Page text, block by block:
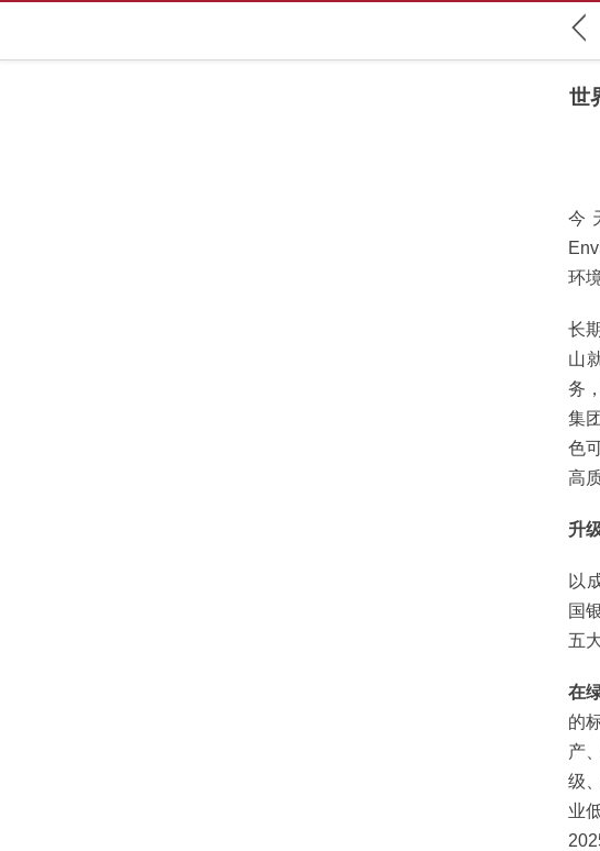
世
今
环
长
山
务
集
色
高
升
以
国
五
在
的
产
级
业